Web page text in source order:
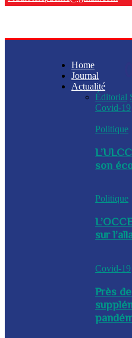
Home
Journal
Actualité
Éditorial
Covid-19
Politique
son
Politique
sur
Covid-19
Près